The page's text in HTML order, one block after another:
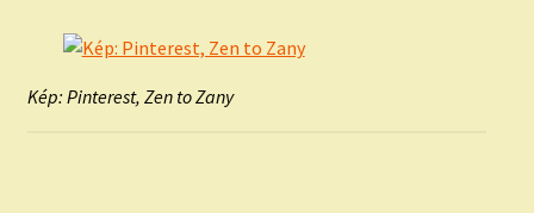
Kép: Pinterest, Zen to Zany